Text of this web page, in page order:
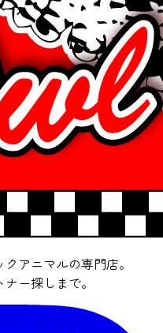
アニマルの専門店。
ー探しまで。